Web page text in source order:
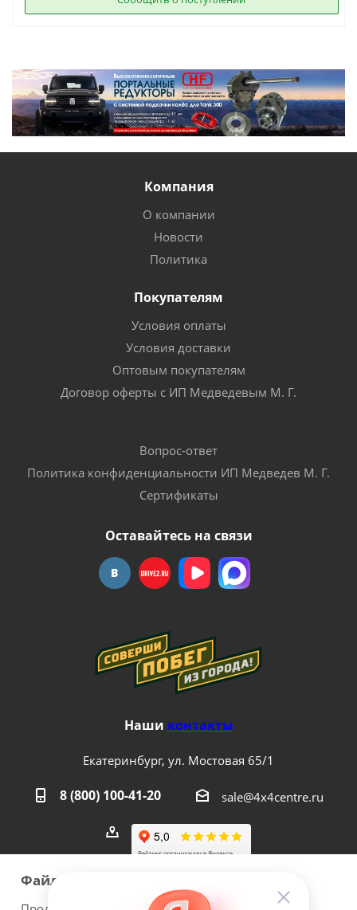
Компания
О компании
Новости
Политика
Покупателям
Условия оплаты
Условия доставки
Оптовым покупателям
Договор оферты с ИП Медведевым М. Г.
Вопрос-ответ
Политика конфиденциальности ИП Медведев М. Г.
Сертификаты
Оставайтесь на связи
Наши контакты
Екатеринбург, ул. Мостовая 65/1
8 (800) 100-41-20 sale@4x4centre.ru
Файлы cookie